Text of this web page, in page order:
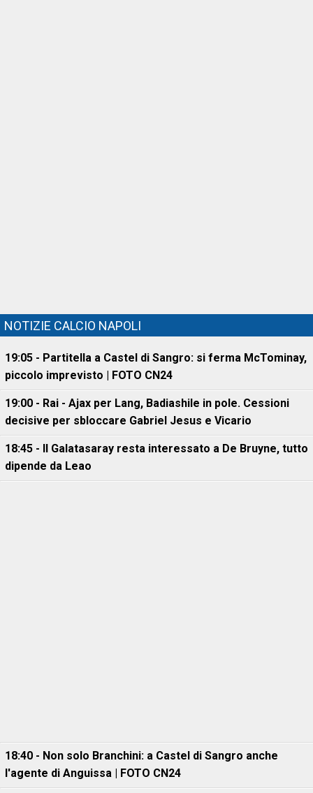
NOTIZIE CALCIO NAPOLI
19:05 - Partitella a Castel di Sangro: si ferma McTominay,
piccolo imprevisto | FOTO CN24
19:00 - Rai - Ajax per Lang, Badiashile in pole. Cessioni
decisive per sbloccare Gabriel Jesus e Vicario
18:45 - Il Galatasaray resta interessato a De Bruyne, tutto
dipende da Leao
18:40 - Non solo Branchini: a Castel di Sangro anche
l'agente di Anguissa | FOTO CN24